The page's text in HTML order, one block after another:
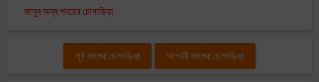
জানুন অন্য শহরের চোগাড়িয়া
পূর্ব কালের চোগাড়িয়া আগামী কালের চোগাড়িয়া